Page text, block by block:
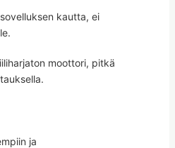
kautta, ei
moottori, pitkä
ja